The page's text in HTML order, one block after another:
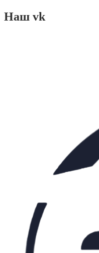
Наш vk